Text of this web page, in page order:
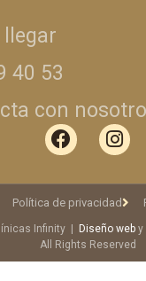
llegar
40 53
con
Infinity | Diseño web y
All Rights Reserved
Política de privacidad